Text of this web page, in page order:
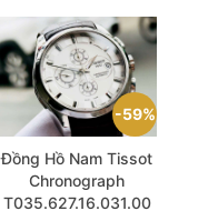
59%
Đồng Hồ Nam Tissot
Chronograph
T035.627.16.031.00